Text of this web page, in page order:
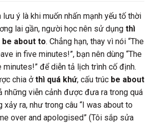
ý là khi muốn nhấn mạnh yếu tố thời
lai gần, người học nên sử dụng thì
be about to. Chẳng hạn, thay vì nói “The
in five minutes!”, bạn nên dùng “The
để diễn tả lịch trình cố định.
chia ởthì quá khứ, cấu trúc be about
những viễn cảnh được đưa ra trong quá
xảy ra, như trong câu “I was about to
over and apologised” (Tôi sắp sửa